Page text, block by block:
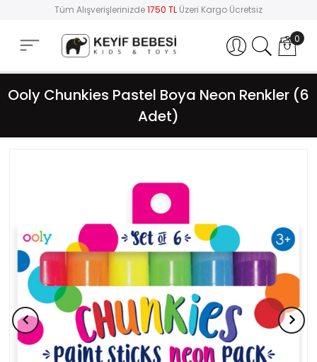
Tüm Alışverişlerinizde1750 TL Üzeri Kargo Ücretsiz
Hesabım 0
Ooly Chunkies Pastel Boya Neon Renkler (6
Adet)